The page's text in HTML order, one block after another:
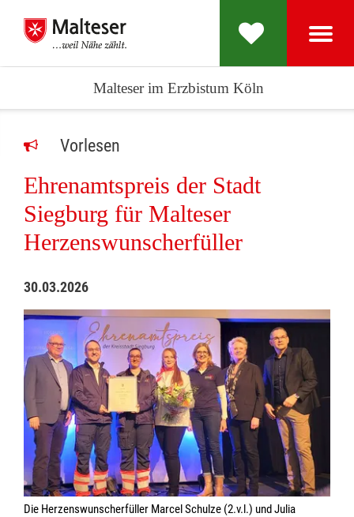
Malteser im Erzbistum Köln
Vorlesen
Ehrenamtspreis der Stadt
Siegburg für Malteser
Herzenswunscherfüller
30.03.2026
Die Herzenswunscherfüller Marcel Schulze (2.v.l.) und Julia